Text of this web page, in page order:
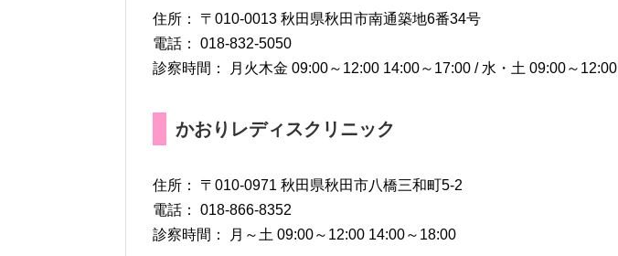
住所： 〒010-0013 秋田県秋田市南通築地6番34号
電話： 018-832-5050
診察時間： 月火木金 09:00～12:00 14:00～17:00 / 水・土 09:00～12:00
かおりレディスクリニック
住所： 〒010-0971 秋田県秋田市八橋三和町5-2
電話： 018-866-8352
診察時間： 月～土 09:00～12:00 14:00～18:00